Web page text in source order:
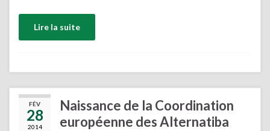
Lire la suite
FÉV
28
2014
Naissance de la Coordination
européenne des Alternatiba